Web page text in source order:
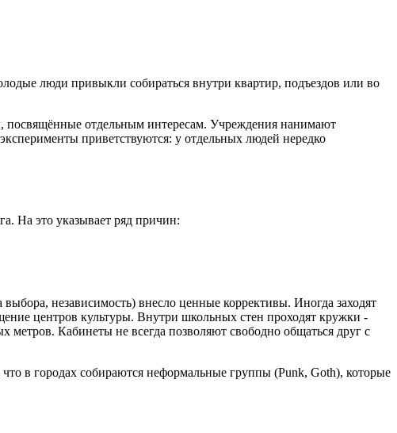
люди привыкли собираться внутри квартир, подъездов или во
посвящённые отдельным интересам. Учреждения нанимают
приветствуются: у отдельных людей нередко
На это указывает ряд причин:
независимость) внесло ценные коррективы. Иногда заходят
центров культуры. Внутри школьных стен проходят кружки -
метров. Кабинеты не всегда позволяют свободно общаться друг с
в городах собираются неформальные группы (Punk, Goth), которые